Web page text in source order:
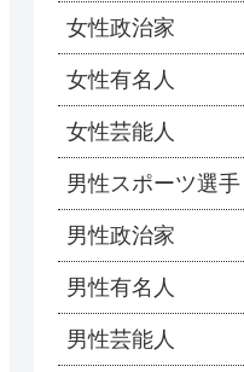
女性政治家
女性有名人
女性芸能人
男性スポーツ選手
男性政治家
男性有名人
男性芸能人